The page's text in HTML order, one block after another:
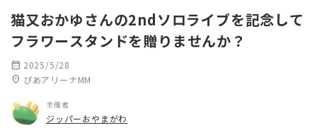
猫又おかゆさんの2ndソロライブを記念して
フラワースタンドを贈りませんか？
calendar_month 2025/5/28
location_on ぴあアリーナMM
主催者
ジッパーおやまがわ